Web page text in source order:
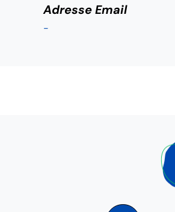
Adresse Email
-